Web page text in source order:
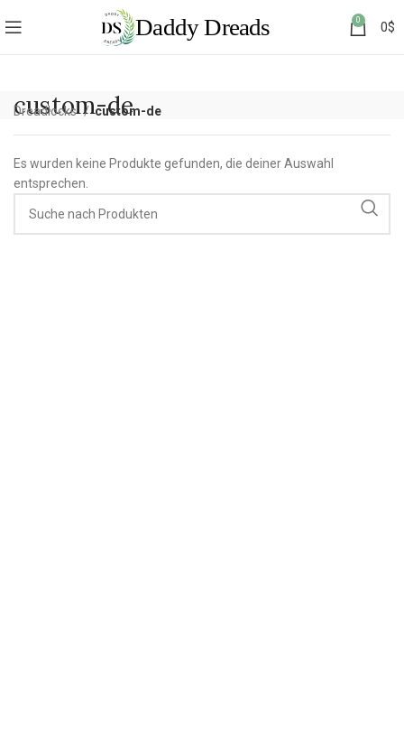
0 0$
custom-de
Dreadlocks custom-de
Es wurden keine Produkte gefunden, die deiner Auswahl
entsprechen.